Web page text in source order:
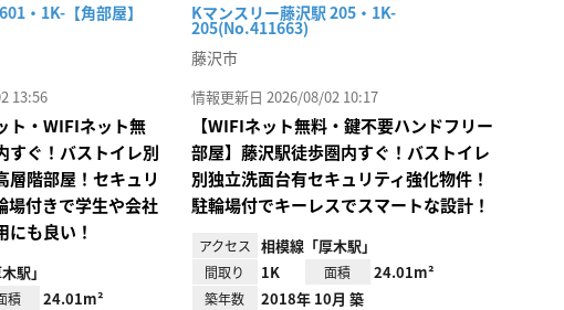
・1K-【角部屋】
13:56
ト・WIFIネット無
すぐ！バストイレ別
層階部屋！セキュリ
場付きで学生や会社
にも良い！
駅」
積 24.01m²
Kマンスリー藤沢駅 205・1K-
205(No.411663)
藤沢市
情報更新日 2026/08/02 10:17
【WIFIネット無料・鍵不要ハンドフリー
部屋】藤沢駅徒歩圏内すぐ！バストイレ
別独立洗面台有セキュリティ強化物件！
駐輪場付でキーレスでスマートな設計！
アクセス 相模線「厚木駅」
間取り 1K 面積 24.01m²
築年数 2018年 10月 築